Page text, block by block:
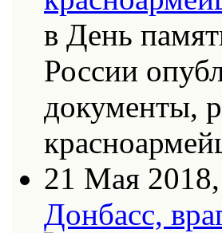
в День
России
документы,
21 Мая
Донбасс,